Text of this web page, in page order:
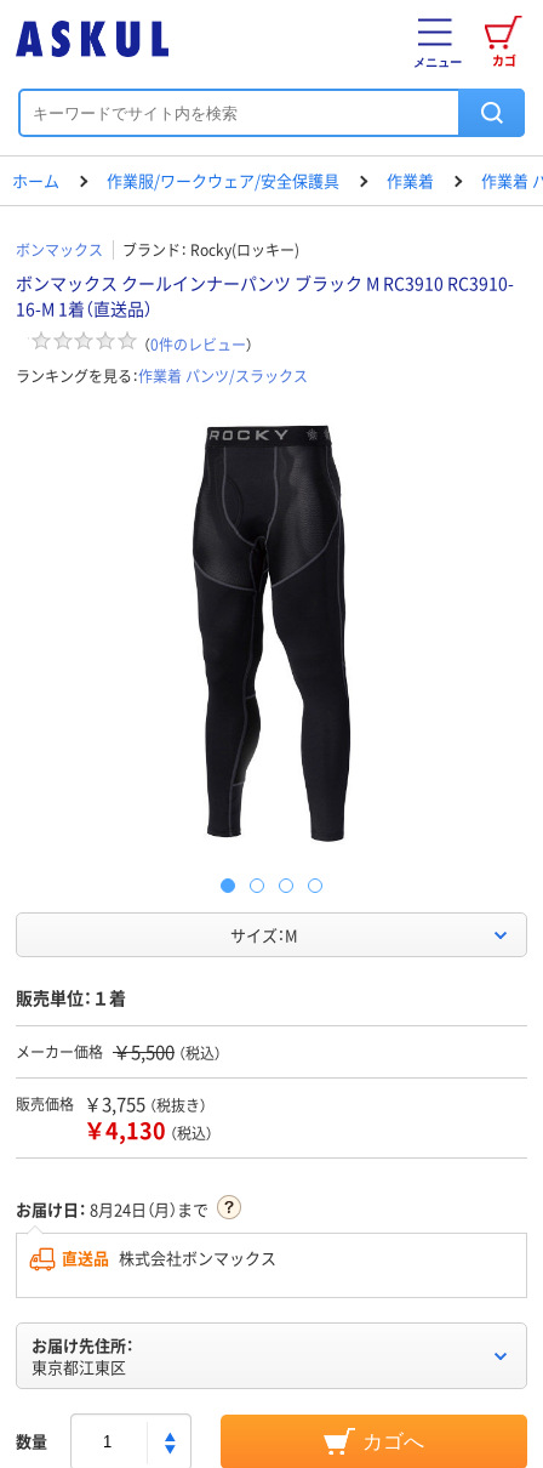
カゴ
メニュー
ホーム 作業服/ワークウェア/安全保護具 作業着 作業着
ボンマックス ブランド： Rocky(ロッキー)
ボンマックス クールインナーパンツ ブラック M RC3910 RC3910-
16-M 1着（直送品）
（0件のレビュー）
ランキングを見る：作業着 パンツ/スラックス
サイズ：M
販売単位：１着
メーカー価格 ￥5,500 （税込）
販売価格 ￥3,755 （税抜き）
￥4,130 （税込）
お届け日： 8月24日（月）まで
直送品 株式会社ボンマックス
お届け先住所：
東京都江東区
数量 カゴへ